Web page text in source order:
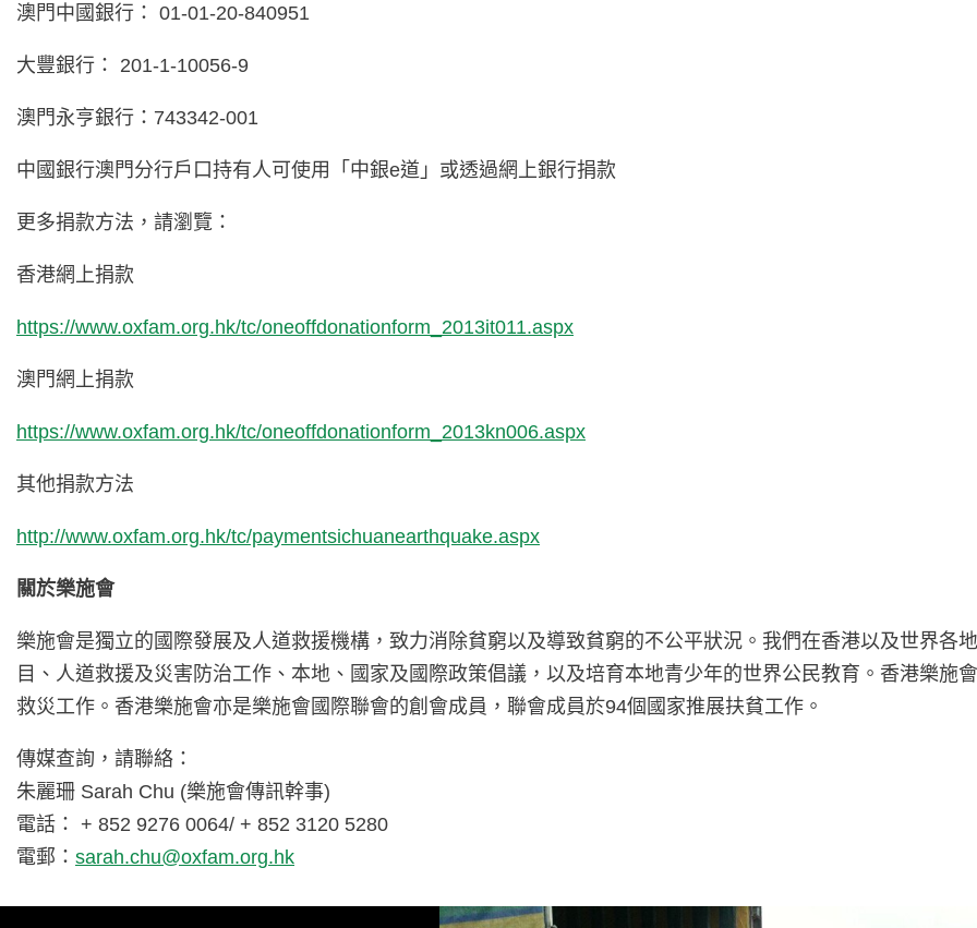
澳門中國銀行： 01-01-20-840951
大豐銀行： 201-1-10056-9
澳門永亨銀行：743342-001
中國銀行澳門分行戶口持有人可使用「中銀e道」或透過網上銀行捐款
更多捐款方法，請瀏覽：
香港網上捐款
https://www.oxfam.org.hk/tc/oneoffdonationform_2013it011.aspx
澳門網上捐款
https://www.oxfam.org.hk/tc/oneoffdonationform_2013kn006.aspx
其他捐款方法
http://www.oxfam.org.hk/tc/paymentsichuanearthquake.aspx
關於樂施會
樂施會是獨立的國際發展及人道救援機構，致力消除貧窮以及導致貧窮的不公平狀況。我們在香港以及世界各
目、人道救援及災害防治工作、本地、國家及國際政策倡議，以及培育本地青少年的世界公民教育。香港樂施
救災工作。香港樂施會亦是樂施會國際聯會的創會成員，聯會成員於94個國家推展扶貧工作。
傳媒查詢，請聯絡：
朱麗珊 Sarah Chu (樂施會傳訊幹事)
電話： + 852 9276 0064/ + 852 3120 5280
電郵： sarah.chu@oxfam.org.hk